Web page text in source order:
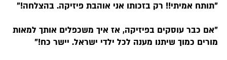
"תותח אמיתי!! רק בזכותו אני אוהבת פיזיקה. בהצלחה!"
"אם כבר עוסקים בפיזיקה, אז איך משכפלים אותך למאות
מורים כמוך שיתנו מענה לכל ילדי ישראל. יישר כח!"